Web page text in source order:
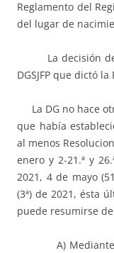
Reglamento del
del lugar de
La decisión del
DGSJFP que dictó
La DG no hace
que había
al menos
enero y 2-21.ª y
2021, 4 de mayo
(3ª) de 2021, ésta
puede resumirse
A) Mediante la